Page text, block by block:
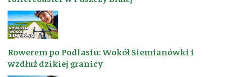
Rowerem po Podlasiu: Wokół Siemianówki i
wzdłuż dzikiej granicy